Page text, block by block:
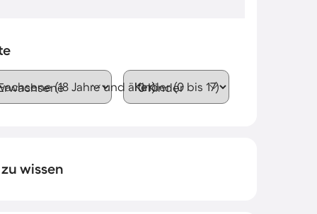
(18 Jahre und älter)Kinder (0 bis 17)
wissen